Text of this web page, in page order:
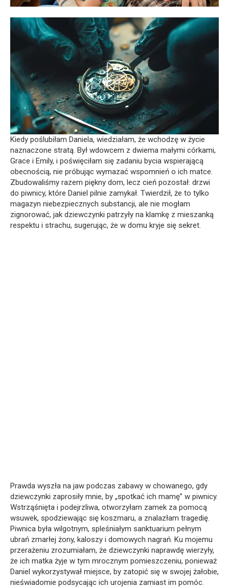
Kiedy poślubiłam Daniela, wiedziałam, że wchodzę w życie
naznaczone stratą. Był wdowcem z dwiema małymi córkami,
Grace i Emily, i poświęciłam się zadaniu bycia wspierającą
obecnością, nie próbując wymazać wspomnień o ich matce.
Zbudowaliśmy razem piękny dom, lecz cień pozostał: drzwi
do piwnicy, które Daniel pilnie zamykał. Twierdził, że to tylko
magazyn niebezpiecznych substancji, ale nie mogłam
zignorować, jak dziewczynki patrzyły na klamkę z mieszanką
respektu i strachu, sugerując, że w domu kryje się sekret.
Prawda wyszła na jaw podczas zabawy w chowanego, gdy
dziewczynki zaprosiły mnie, by „spotkać ich mamę” w piwnicy.
Wstrząśnięta i podejrzliwa, otworzyłam zamek za pomocą
wsuwek, spodziewając się koszmaru, a znalazłam tragedię.
Piwnica była wilgotnym, spleśniałym sanktuarium pełnym
ubrań zmarłej żony, kaloszy i domowych nagrań. Ku mojemu
przerażeniu zrozumiałam, że dziewczynki naprawdę wierzyły,
że ich matka żyje w tym mrocznym pomieszczeniu, ponieważ
Daniel wykorzystywał miejsce, by zatopić się w swojej żałobie,
nieświadomie podsycając ich urojenia zamiast im pomóc.